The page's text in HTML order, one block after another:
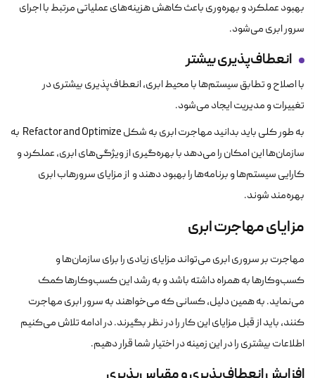
بهبود عملکرد و بهره‌وری باعث کاهش هزینه‌های عملیاتی مرتبط با اجرای
سرور ابری می‌شود.
انعطاف‌پذیری بیشتر
با اصلاح و تطابق سیستم‌ها با محیط ابری، انعطاف‌پذیری بیشتری در
تغییرات و مدیریت ایجاد می‌شود.
به طور کلی باید بدانید مهاجرت ابری به شکل Refactor and Optimize به
سازمان‌ها این امکان را می‌دهد با بهره‌گیری از ویژگی‌های ابری، عملکرد و
کارایی سیستم‌ها و برنامه‌ها را بهبود دهند و از مزایای سرورهاب ابری
بهره‌مند شوند.
مزایای مهاجرت ابری
مهاجرت بر سروری ابری می‌تواند مزایای زیادی را برای سازمان‌ها و
کسب‌وکارها به همراه داشته باشد و به رشد این کسب‌وکارها کمک
می‌نماید. به همین دلیل، کسانی که می‌خواهند به سرور ابری مهاجرت
کنند، باید از قبل مزایای این کار را در نظر بگیرند. در ادامه تلاش می‌کنیم
اطلاعات بیشتری را در این زمینه در اختیار شما قرار دهیم.